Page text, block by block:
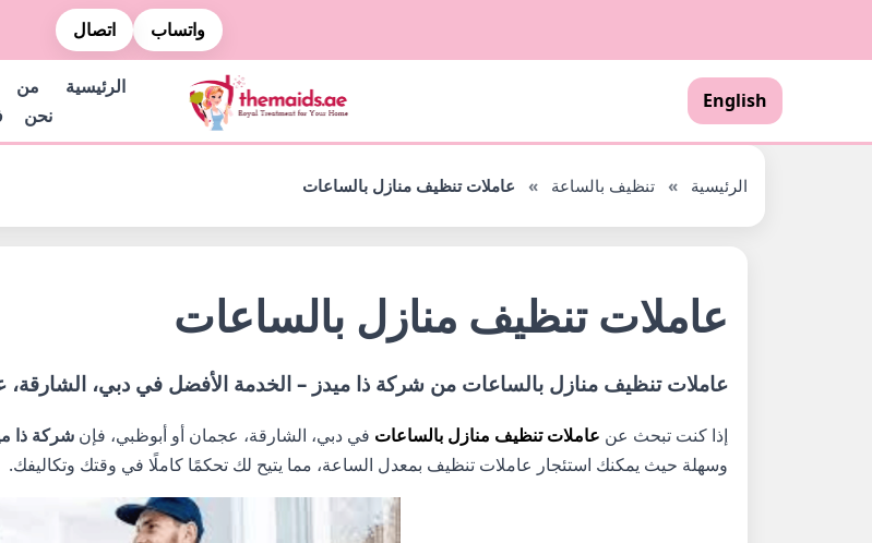
واتساب اتصال
English
الرئيسية
من
نحن
الرئيسية » تنظيف بالساعة » عاملات تنظيف منازل بالساعات
عاملات تنظيف منازل بالساعات
عاملات تنظيف منازل بالساعات من شركة ذا ميدز – الخدمة الأفضل في دبي،
إذا كنت تبحث عن عاملات تنظيف منازل بالساعات في دبي، الشارقة، عجمان أو أبوظبي، فإن شركة ذا
وسهلة حيث يمكنك استئجار عاملات تنظيف بمعدل الساعة، مما يتيح لك تحكمًا كاملًا في وقتك وتكاليفك.